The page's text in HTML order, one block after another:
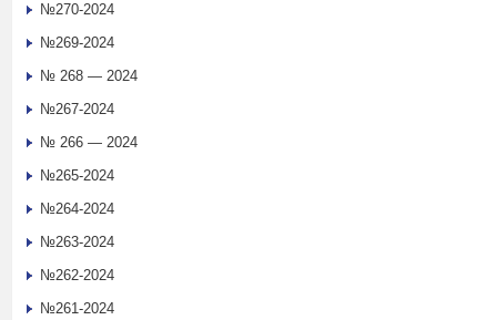
№270-2024
№269-2024
№ 268 — 2024
№267-2024
№ 266 — 2024
№265-2024
№264-2024
№263-2024
№262-2024
№261-2024